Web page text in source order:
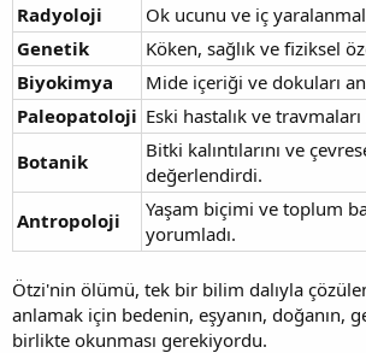
Radyoloji
Ok ucunu ve iç
Genetik
Köken, sağlık ve fiziksel
Biyokimya
Mide içeriği ve dokuları
Paleopatoloji Eski hastalık ve
Botanik
Bitki kalıntılarını ve
değerlendirdi.
Antropoloji
Yaşam biçimi ve toplum
yorumladı.
Ötzi'nin ölümü, tek bir bilim dalıyla
anlamak için bedenin, eşyanın, doğanın,
birlikte okunması gerekiyordu.